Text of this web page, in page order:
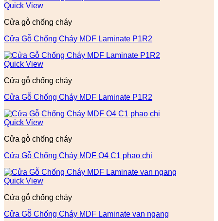
Quick View
Cửa gỗ chống cháy
Cửa Gỗ Chống Cháy MDF Laminate P1R2
Quick View
Cửa gỗ chống cháy
Cửa Gỗ Chống Cháy MDF Laminate P1R2
Quick View
Cửa gỗ chống cháy
Cửa Gỗ Chống Cháy MDF O4 C1 phao chi
Quick View
Cửa gỗ chống cháy
Cửa Gỗ Chống Cháy MDF Laminate van ngang